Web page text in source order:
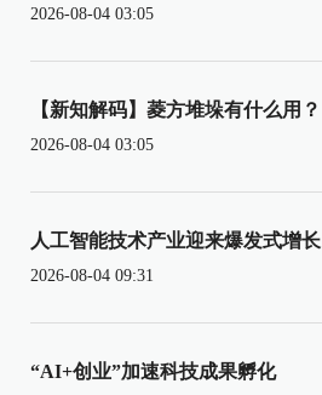
2026-08-04 03:05
【新知解码】菱方堆垛有什么用？
2026-08-04 03:05
人工智能技术产业迎来爆发式增长
2026-08-04 09:31
“AI+创业”加速科技成果孵化